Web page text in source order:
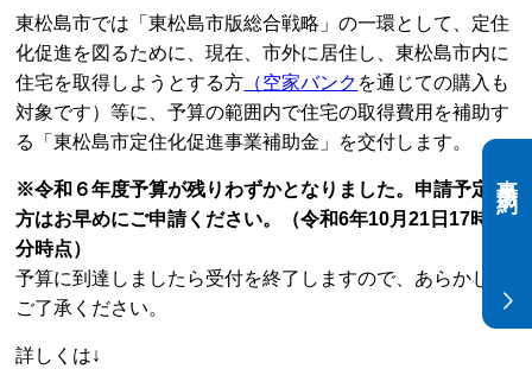
年度末まで 」に拡大し、令和2年10月1日診療分から
所得制
限を撤廃 していますが、子育て世帯の更なる経済的負担軽
減を図るため、令和5年10月1日診療分から、一部負担金
（自己負担額）を撤廃 し、入院中の食事にかかる負担金に
ついても全額を助成 します。
お問い合わせ
富谷市 子育て支援課
TEL：022-358-0516
city.miyagi.jp/kosodate/shien/kosodateshien50.html